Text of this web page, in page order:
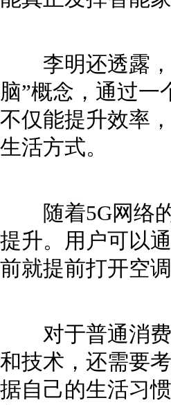
李明还透露，
脑”概念，通过一
不仅能提升效率
生活方式。
随着5G网络的
提升。用户可以
前就提前打开空
对于普通消费
和技术，还需要
据自己的生活习